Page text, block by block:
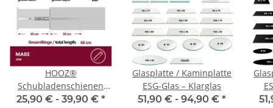
HOOZ®
Schubladenschienen
250 mm [VOLLAUSZUG -
25,90 € - 39,90 € *
Glasplatte / Kaminplatte
ESG-Glas – Klarglas
51,90 € - 94,90 € *